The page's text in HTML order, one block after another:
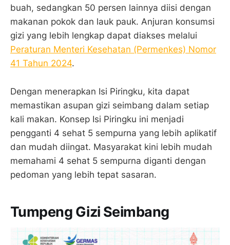
buah, sedangkan 50 persen lainnya diisi dengan
makanan pokok dan lauk pauk. Anjuran konsumsi
gizi yang lebih lengkap dapat diakses melalui
Peraturan Menteri Kesehatan (Permenkes) Nomor
41 Tahun 2024.
Dengan menerapkan Isi Piringku, kita dapat
memastikan asupan gizi seimbang dalam setiap
kali makan. Konsep Isi Piringku ini menjadi
pengganti 4 sehat 5 sempurna yang lebih aplikatif
dan mudah diingat. Masyarakat kini lebih mudah
memahami 4 sehat 5 sempurna diganti dengan
pedoman yang lebih tepat sasaran.
Tumpeng Gizi Seimbang